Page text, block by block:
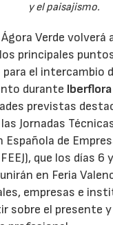
y el paisajismo.
Verde volverá
principales
el intercambio
durante
previstas
Jornadas
Española de
que los días 6
en Feria
empresas e
sobre el presente